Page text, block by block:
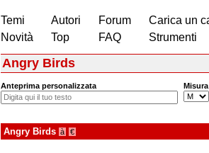
Temi
Novità
Autori
Top
Forum
FAQ
Carica un
Strumenti
Angry Birds
Anteprima personalizzata Misura
Angry Birds à €